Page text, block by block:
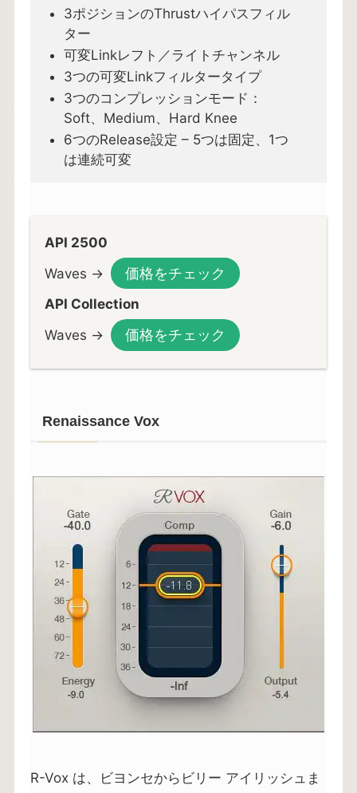
3ポジションのThrustハイパスフィル
ター
可変Linkレフト／ライトチャンネル
3つの可変Linkフィルタータイプ
3つのコンプレッションモード：
Soft、Medium、Hard Knee
6つのRelease設定 – 5つは固定、1つ
は連続可変
API 2500
Waves →
価格をチェック
API Collection
Waves →
価格をチェック
Renaissance Vox
R-Vox は、ビヨンセからビリー アイリッシュま